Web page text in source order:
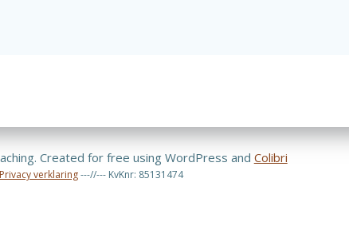
Created for free using WordPress and Colibri
Privacy verklaring---//--- KvKnr: 85131474